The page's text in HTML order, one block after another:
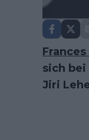
sich
Jiri